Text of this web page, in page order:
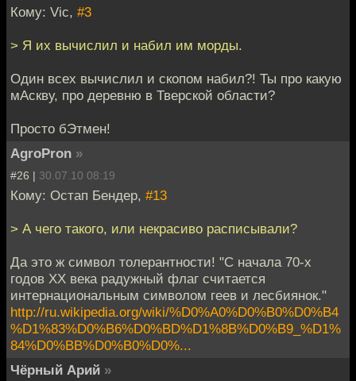
Кому: Vic, #3
> Я их вычислил и набил им морды.
Один всех вычислил и скопом набил?! Ты про какую
мАскву, про деревню в Тверской области?
Просто бЭтмен!
AgroPron »
#26 | 30.07.10 08:19
Кому: Остап Бендер, #13
> А чего такого, или некрасиво расписывали?
Да это ж символ толерантности! "С начала 70-х
годов XX века радужный флаг считается
интернациональным символом геев и лесбиянок."
http://ru.wikipedia.org/wiki/%D0%A0%D0%B0%D0%B4
%D1%83%D0%B6%D0%BD%D1%8B%D0%B9_%D1%
84%D0%BB%D0%B0%D0%...
Чёрный Арий »